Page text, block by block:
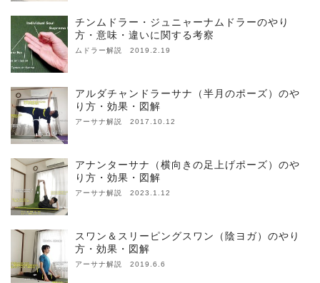
チンムドラー・ジュニャーナムドラーのやり
方・意味・違いに関する考察
ムドラー解説 2019.2.19
アルダチャンドラーサナ（半月のポーズ）のや
り方・効果・図解
アーサナ解説 2017.10.12
アナンターサナ（横向きの足上げポーズ）のや
り方・効果・図解
アーサナ解説 2023.1.12
スワン＆スリーピングスワン（陰ヨガ）のやり
方・効果・図解
アーサナ解説 2019.6.6